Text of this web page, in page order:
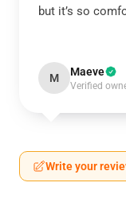
but it’s so
M Maeve
Verified
Write your